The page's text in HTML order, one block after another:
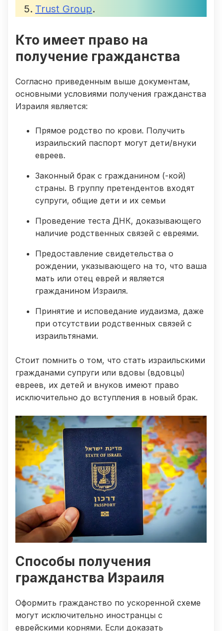
Trust Group.
Кто имеет право на
получение гражданства
Согласно приведенным выше документам,
основными условиями получения гражданства
Израиля является:
Прямое родство по крови. Получить
израильский паспорт могут дети/внуки
евреев.
Законный брак с гражданином (-кой)
страны. В группу претендентов входят
супруги, общие дети и их семьи
Проведение теста ДНК, доказывающего
наличие родственных связей с евреями.
Предоставление свидетельства о
рождении, указывающего на то, что ваша
мать или отец еврей и является
гражданином Израиля.
Принятие и исповедание иудаизма, даже
при отсутствии родственных связей с
израильтянами.
Стоит помнить о том, что стать израильскими
гражданами супруги или вдовы (вдовцы)
евреев, их детей и внуков имеют право
исключительно до вступления в новый брак.
Способы получения
гражданства Израиля
Оформить гражданство по ускоренной схеме
могут исключительно иностранцы с
еврейскими корнями. Если доказать